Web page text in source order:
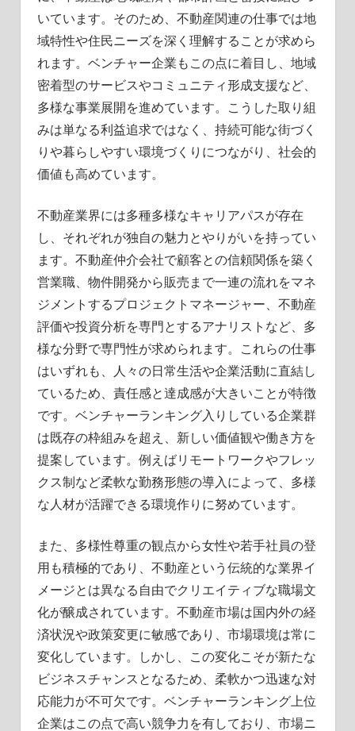
いています。そのため、不動産関連の仕事では地
域特性や住民ニーズを深く理解することが求めら
れます。ベンチャー企業もこの点に着目し、地域
密着型のサービスやコミュニティ形成支援など、
多様な事業展開を進めています。こうした取り組
みは単なる利益追求ではなく、持続可能な街づく
りや暮らしやすい環境づくりにつながり、社会的
価値も高めています。
不動産業界には多種多様なキャリアパスが存在
し、それぞれが独自の魅力とやりがいを持ってい
ます。不動産仲介会社で顧客との信頼関係を築く
営業職、物件開発から販売まで一連の流れをマネ
ジメントするプロジェクトマネージャー、不動産
評価や投資分析を専門とするアナリストなど、多
様な分野で専門性が求められます。これらの仕事
はいずれも、人々の日常生活や企業活動に直結し
ているため、責任感と達成感が大きいことが特徴
です。ベンチャーランキング入りしている企業群
は既存の枠組みを超え、新しい価値観や働き方を
提案しています。例えばリモートワークやフレッ
クス制など柔軟な勤務形態の導入によって、多様
な人材が活躍できる環境作りに努めています。
また、多様性尊重の観点から女性や若手社員の登
用も積極的であり、不動産という伝統的な業界イ
メージとは異なる自由でクリエイティブな職場文
化が醸成されています。不動産市場は国内外の経
済状況や政策変更に敏感であり、市場環境は常に
変化しています。しかし、この変化こそが新たな
ビジネスチャンスとなるため、柔軟かつ迅速な対
応能力が不可欠です。ベンチャーランキング上位
企業はこの点で高い競争力を有しており、市場ニ